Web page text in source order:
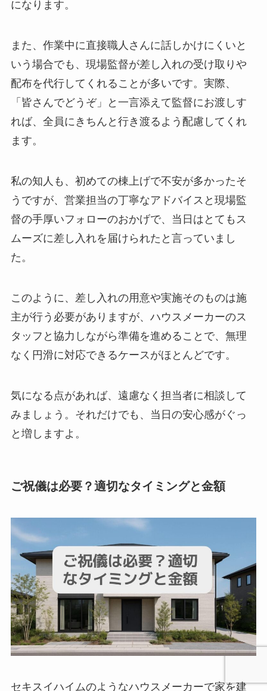
になります。
また、作業中に直接職人さんに話しかけにくいと
いう場合でも、現場監督が差し入れの受け取りや
配布を代行してくれることが多いです。実際、
「皆さんでどうぞ」と一言添えて監督にお渡しす
れば、全員にきちんと行き渡るよう配慮してくれ
ます。
私の知人も、初めての棟上げで不安が多かったそ
うですが、営業担当の丁寧なアドバイスと現場監
督の手厚いフォローのおかげで、当日はとてもス
ムーズに差し入れを届けられたと言っていまし
た。
このように、差し入れの用意や実施そのものは施
主が行う必要がありますが、ハウスメーカーのス
タッフと協力しながら準備を進めることで、無理
なく円滑に対応できるケースがほとんどです。
気になる点があれば、遠慮なく担当者に相談して
みましょう。それだけでも、当日の安心感がぐっ
と増しますよ。
ご祝儀は必要？適切なタイミングと金額
セキスイハイムのようなハウスメーカーで家を建